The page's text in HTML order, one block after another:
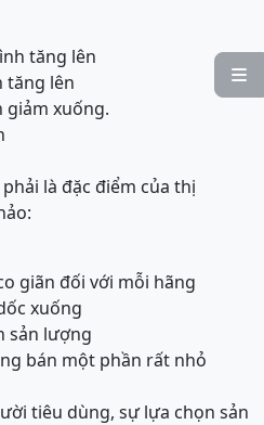

tăng lên
tăng lên
giảm xuống.
là đặc điểm của thị
giãn đối với mỗi hãng
xuống
sản lượng
bán một phần rất nhỏ
tiêu dùng, sự lựa chọn sản